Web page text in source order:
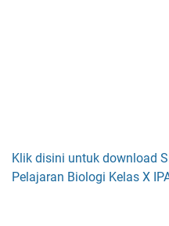
Klik disini untuk download
Pelajaran Biologi Kelas X